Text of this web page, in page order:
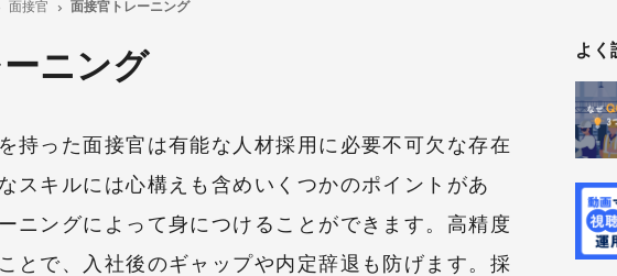
面接官 面接官トレーニング
ニング
持った面接官は有能な人材採用に必要不可欠な存在
スキルには心構えも含めいくつかのポイントがあ
ニングによって身につけることができます。高精度
とで、入社後のギャップや内定辞退も防げます。採
よく